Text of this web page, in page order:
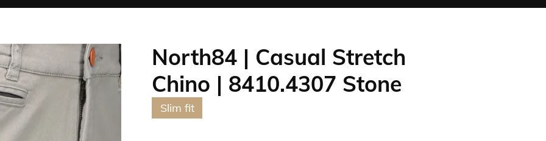
North84 | Casual Stretch
Chino | 8410.4307 Stone
Slim fit